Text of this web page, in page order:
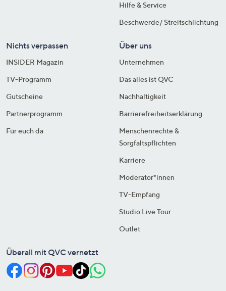
Hilfe & Service
Beschwerde/ Streitschlichtung
Nichts verpassen
INSIDER Magazin
TV-Programm
Gutscheine
Partnerprogramm
Für euch da
Über uns
Unternehmen
Das alles ist QVC
Nachhaltigkeit
Barrierefreiheitserklärung
Menschenrechte &
Sorgfaltspflichten
Karriere
Moderator*innen
TV-Empfang
Studio Live Tour
Outlet
Überall mit QVC vernetzt